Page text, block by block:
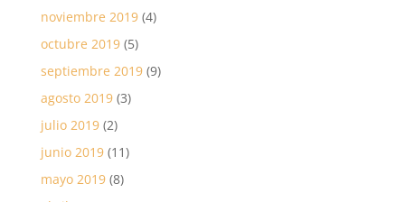
noviembre 2019(4)
octubre 2019(5)
septiembre 2019(9)
agosto 2019(3)
julio 2019(2)
junio 2019(11)
mayo 2019(8)